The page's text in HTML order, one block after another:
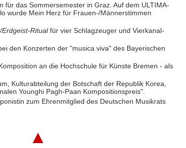
für das Sommersemester in Graz. Auf dem ULTIMA-
wurde Mein Herz für Frauen-/Männerstimmen
Erdgeist-Ritualfür vier Schlagzeuger und Vierkanal-
den Konzerten der "musica viva" des Bayerischen
an die Hochschule für Künste Bremen - als
Kulturabteilung der Botschaft der Republik Korea,
Younghi Pagh-Paan Kompositionspreis".
zum Ehrenmitglied des Deutschen Musikrats
▲